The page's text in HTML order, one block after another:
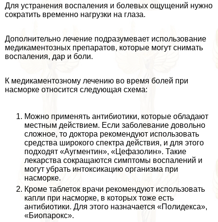
Для устранения воспаления и болевых ощущений нужно
сократить временно нагрузки на глаза.
Дополнительно лечение подразумевает использование
медикаментозных препаратов, которые могут снимать
воспаления, дар и боли.
К медикаментозному лечению во время болей при
насморке относится следующая схема:
Можно применять антибиотики, которые обладают
местным действием. Если заболевание довольно
сложное, то доктора рекомендуют использовать
средства широкого спектра действия, и для этого
подходят «Аугментин», «Цефазолин». Такие
лекарства сокращаются симптомы воспалений и
могут убрать интоксикацию организма при
насморке.
Кроме таблеток врачи рекомендуют использовать
капли при насморке, в которых тоже есть
антибиотики. Для этого назначается «Полидекса»,
«Биопарокс».